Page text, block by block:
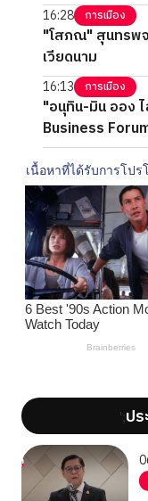
16:28 การเมือง
"โสภณ" สุนทรพ
เวียดนาม
16:13 การเมือง
"อนุทิน-มิน ออง
Business
';ป